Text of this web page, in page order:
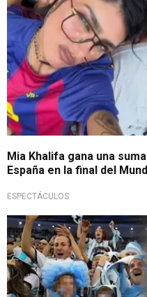
Mia Khalifa gana una
España en la final del
ESPECTÁCULOS
Polémica deportiva